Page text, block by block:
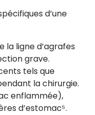
d’une
la ligne d’agrafes
grave.
tels que
la chirurgie.
enflammée),
d’estomac⁵.